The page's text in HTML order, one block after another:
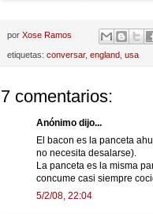
por Xose Ramos
etiquetas: conversar, england usa
7 comentarios:
Anónimo dijo...
El bacon es la panceta
no necesita desalarse).
La panceta es la misma
concume casi siempre
5/2/08, 22:04